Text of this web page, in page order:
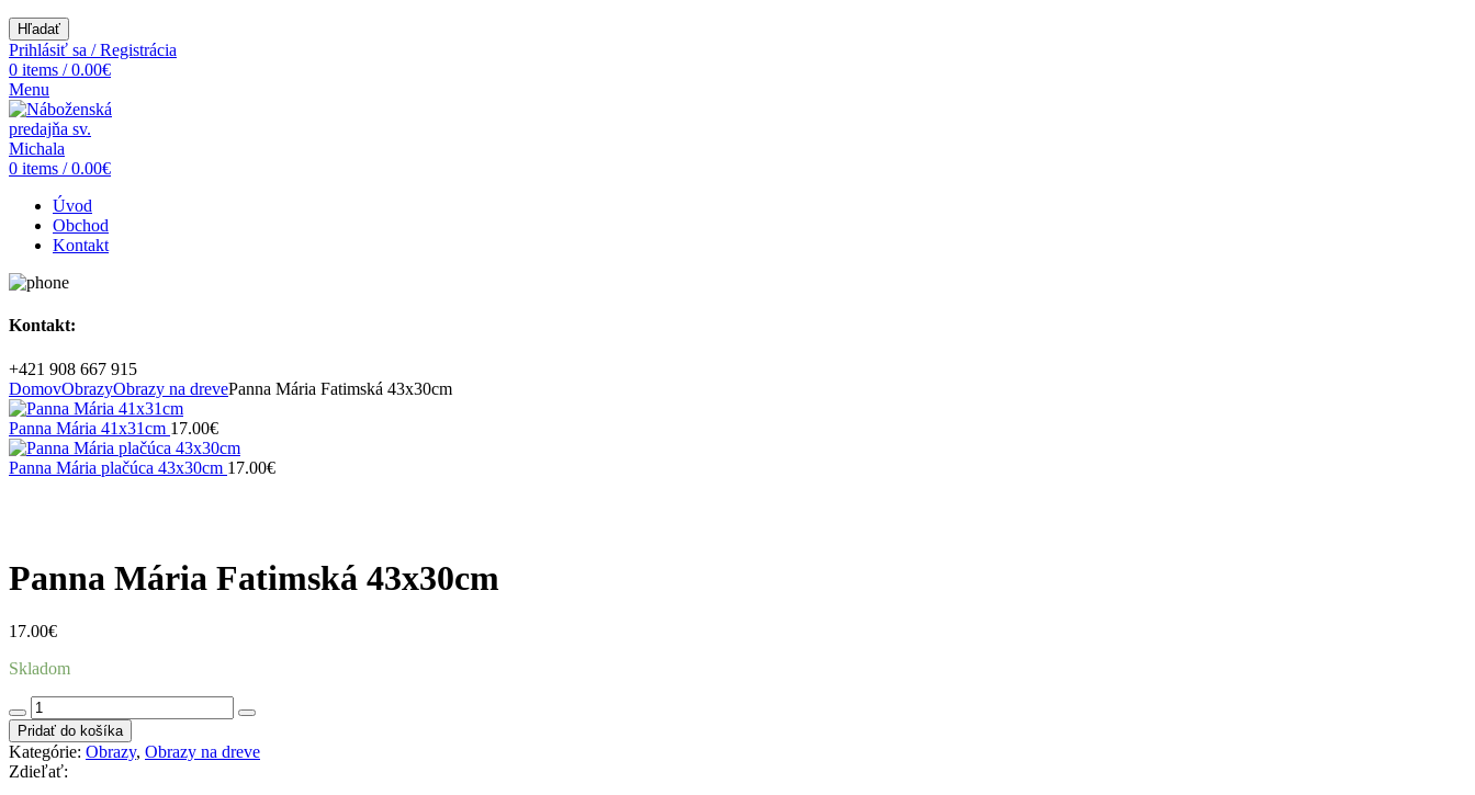
Hľadať
Prihlásiť sa / Registrácia
0 items / 0.00€
Menu
0 items / 0.00€
Úvod
Obchod
Kontakt
Kontakt:
+421 908 667 915
DomovObrazyObrazy na drevePanna Mária Fatimská 43x30cm
Panna Mária 41x31cm 17.00€
Panna Mária plačúca 43x30cm 17.00€
Panna Mária Fatimská 43x30cm
17.00€
Skladom
množstvo
Panna
Mária
Fatimská
43x30cm
Pridať do košíka
Kategórie: Obrazy, Obrazy na dreve
Zdieľať: